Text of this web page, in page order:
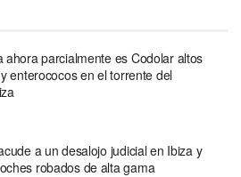
ahora parcialmente es Codolar altos
enterococos en el torrente del
a un desalojo judicial en Ibiza y
robados de alta gama